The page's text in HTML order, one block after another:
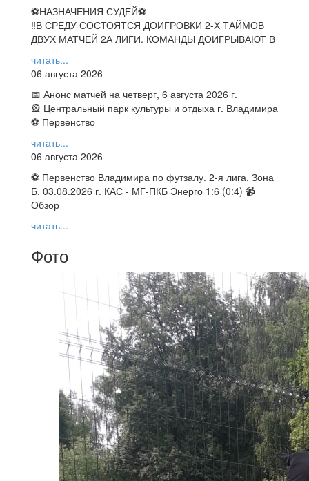
⚽НАЗНАЧЕНИЯ СУДЕЙ⚽
‼В СРЕДУ СОСТОЯТСЯ ДОИГРОВКИ 2-Х ТАЙМОВ
ДВУХ МАТЧЕЙ 2А ЛИГИ. КОМАНДЫ ДОИГРЫВАЮТ В
читать...
06 августа 2026
📅 Анонс матчей на четверг, 6 августа 2026 г.
🎡 Центральный парк культуры и отдыха г. Владимира
⚽ Первенство
читать...
06 августа 2026
⚽ Первенство Владимира по футзалу. 2-я лига. Зона
Б. 03.08.2026 г. КАС - МГ-ПКБ Энерго 1:6 (0:4) 📹
Обзор
читать...
Фото